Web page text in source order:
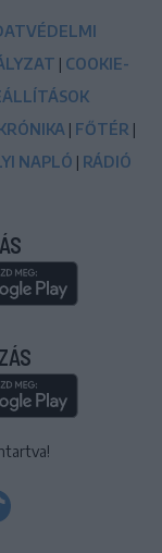
| COOKIE-
| FŐTÉR |
NAPLÓ | RÁDIÓ